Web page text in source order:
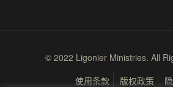
© 2022 Ligonier Ministries. All
使用条款
版权政策